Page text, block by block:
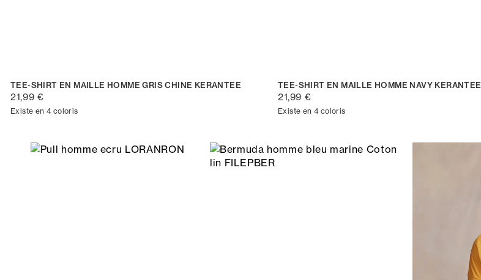
TEE-SHIRT EN MAILLE HOMME GRIS CHINE KERANTEE
21,99 €
Existe en 4 coloris
TEE-SHIRT EN MAILLE HOMME NAVY KERANTEE
21,99 €
Existe en 4 coloris